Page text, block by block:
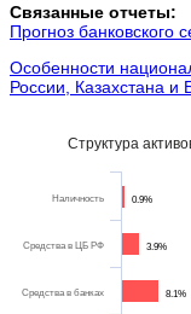
Связанные отчеты:
Прогноз банковского
Особенности
России, Казахстана и
Структура
0.9%
3.9%
8.1%
Наличность
Средства в ЦБ РФ
Средства в банках